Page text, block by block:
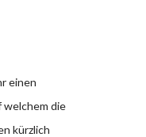
einen
welchem die
kürzlich